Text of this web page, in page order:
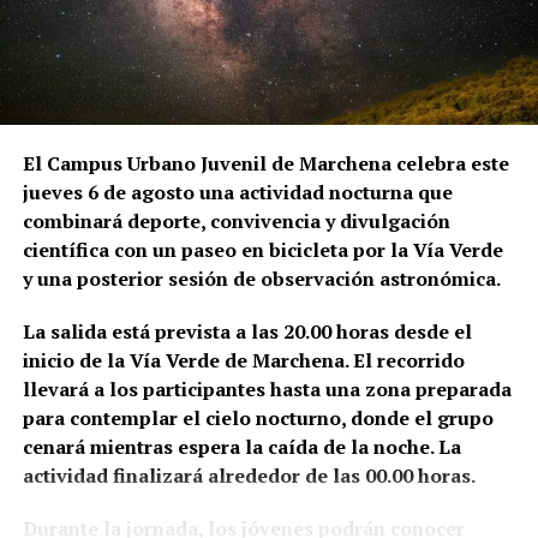
andaluz, viajó a Marchena para visitar las torres de
San Juan y San Miguel. El desplazamiento se realizó
por orden del provisor general del Arzobispado,
duró tres días y fue remunerado con 54 reales. La
anotación se conserva en el Libro de Cuentas de
Fábrica de la parroquia de San Juan.
Sin embargo, el historiador del arte Alfredo J.
Morales advierte de que la brevedad del documento
impide conocer el alcance exacto de aquella
—«visitar la torre de San Juan e San Miguel»— podría
referirse tanto a la preparación de una obra como a
una simple inspección sobre el estado de
conservación de los campanarios. Morales señala,
además, que no localizó otras referencias
posteriores que permitieran relacionar directamente
de San Juan.
El Campus Urbano Juvenil de Marchena celebra este
jueves 6 de agosto una actividad nocturna que
combinará deporte, convivencia y divulgación
científica con un paseo en bicicleta por la Vía Verde
y una posterior sesión de observación astronómica.
La salida está prevista a las 20.00 horas desde el
inicio de la Vía Verde de Marchena. El recorrido
llevará a los participantes hasta una zona preparada
para contemplar el cielo nocturno, donde el grupo
cenará mientras espera la caída de la noche. La
actividad finalizará alrededor de las 00.00 horas.
Durante la jornada, los jóvenes podrán conocer